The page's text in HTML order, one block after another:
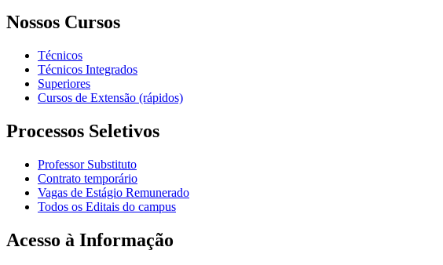
Nossos Cursos
Técnicos
Técnicos Integrados
Superiores
Cursos de Extensão (rápidos)
Processos Seletivos
Professor Substituto
Contrato temporário
Vagas de Estágio Remunerado
Todos os Editais do campus
Acesso à Informação